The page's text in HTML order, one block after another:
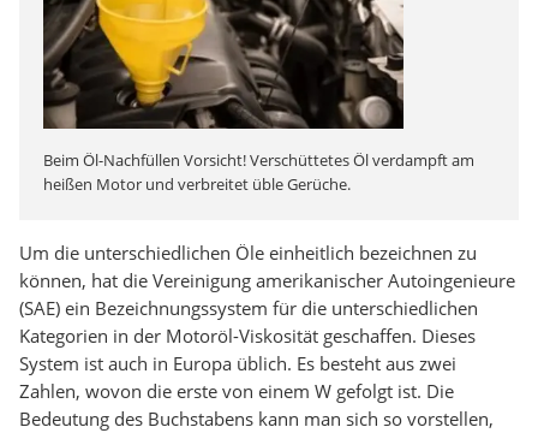
Beim Öl-Nachfüllen Vorsicht! Verschüttetes Öl verdampft am
heißen Motor und verbreitet üble Gerüche.
Um die unterschiedlichen Öle einheitlich bezeichnen zu
können, hat die Vereinigung amerikanischer Autoingenieure
(SAE) ein Bezeichnungssystem für die unterschiedlichen
Kategorien in der Motoröl-Viskosität geschaffen. Dieses
System ist auch in Europa üblich. Es besteht aus zwei
Zahlen, wovon die erste von einem W gefolgt ist. Die
Bedeutung des Buchstabens kann man sich so vorstellen,